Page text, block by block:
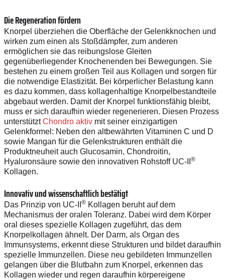
Die Regeneration fördern
Knorpel überziehen die Oberfläche der Gelenkknochen und
wirken zum einen als Stoßdämpfer, zum anderen
ermöglichen sie das reibungslose Gleiten
gegenüberliegender Knochenenden bei Bewegungen. Sie
bestehen zu einem großen Teil aus Kollagen und sorgen für
die notwendige Elastizität. Bei körperlicher Belastung kann
es dazu kommen, dass kollagenhaltige Knorpelbestandteile
abgebaut werden. Damit der Knorpel funktionsfähig bleibt,
muss er sich daraufhin wieder regenerieren. Diesen Prozess
unterstütztChondro aktiv mit seiner einzigartigen
Gelenkformel: Neben den altbewährten Vitaminen C und D
sowie Mangan für die Gelenkstrukturen enthält die
Produktneuheit auch Glucosamin, Chondroitin,
Hyaluronsäure sowie den innovativen Rohstoff UC-II ®
Kollagen.
Innovativ und wissenschaftlich bestätigt
Das Prinzip von UC-II ® Kollagen beruht auf dem
Mechanismus der oralen Toleranz. Dabei wird dem Körper
oral dieses spezielle Kollagen zugeführt, das dem
Knorpelkollagen ähnelt. Der Darm, als Organ des
Immunsystems, erkennt diese Strukturen und bildet daraufhin
spezielle Immunzellen. Diese neu gebildeten Immunzellen
gelangen über die Blutbahn zum Knorpel, erkennen das
Kollagen wieder und regen daraufhin körpereigene